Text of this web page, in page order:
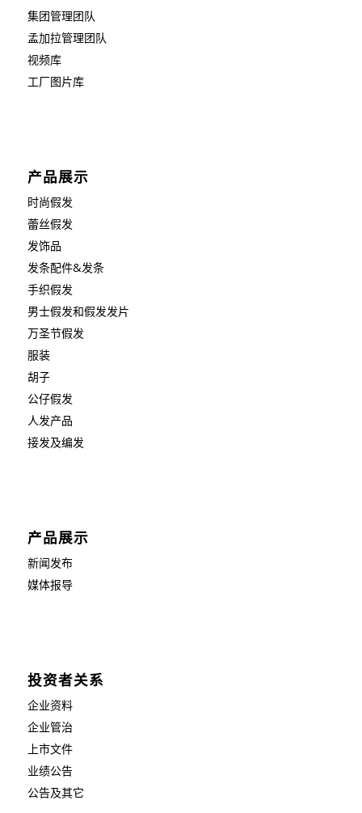
集团管理团队
孟加拉管理团队
视频库
工厂图片库
产品展示
时尚假发
蕾丝假发
发饰品
发条配件&发条
手织假发
男士假发和假发发片
万圣节假发
服装
胡子
公仔假发
人发产品
接发及编发
产品展示
新闻发布
媒体报导
投资者关系
企业资料
企业管治
上市文件
业绩公告
公告及其它